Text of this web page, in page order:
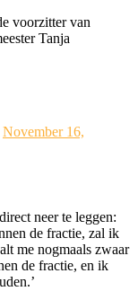
voorzitter van
Tanja
November 16,
neer te leggen:
de fractie, zal ik
me nogmaals zwaar
de fractie, en ik